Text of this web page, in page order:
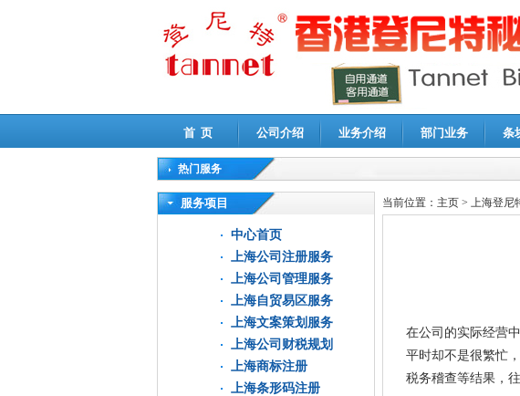
首 页 公司介绍 业务介绍 部门业务 条
热门服务
高新技术企业认定审计|企业所得税汇算清缴申报鉴证
服务项目
中心首页
上海公司注册服务
上海公司管理服务
上海自贸易区服务
上海文案策划服务
上海公司财税规划
上海商标注册
上海条形码注册
当前位置： 主页 > 上海登尼
在公司的实际经营
平时却不是很繁忙
税务稽查等结果，